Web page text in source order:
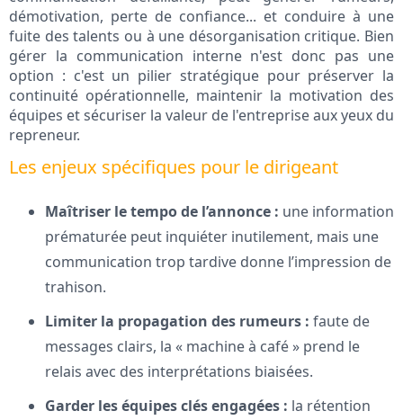
démotivation, perte de confiance... et conduire à une
fuite des talents ou à une désorganisation critique. Bien
gérer la communication interne n'est donc pas une
option : c'est un pilier stratégique pour préserver la
continuité opérationnelle, maintenir la motivation des
équipes et sécuriser la valeur de l'entreprise aux yeux du
repreneur.
Les enjeux spécifiques pour le dirigeant
Maîtriser le tempo de l’annonce : une information
prématurée peut inquiéter inutilement, mais une
communication trop tardive donne l’impression de
trahison.
Limiter la propagation des rumeurs : faute de
messages clairs, la « machine à café » prend le
relais avec des interprétations biaisées.
Garder les équipes clés engagées : la rétention